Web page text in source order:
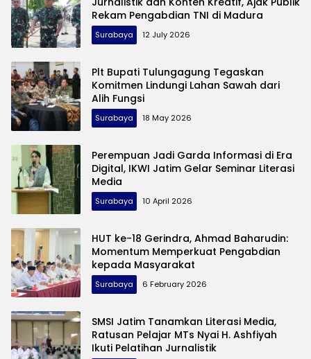
Rekam Pengabdian TNI di Madura
Surabaya 12 July 2026
Plt Bupati Tulungagung Tegaskan
Komitmen Lindungi Lahan Sawah dari
Alih Fungsi
Surabaya 18 May 2026
Perempuan Jadi Garda Informasi di Era
Digital, IKWI Jatim Gelar Seminar Literasi
Media
Surabaya 10 April 2026
HUT ke-18 Gerindra, Ahmad Baharudin:
Momentum Memperkuat Pengabdian
kepada Masyarakat
Surabaya 6 February 2026
SMSI Jatim Tanamkan Literasi Media,
Ratusan Pelajar MTs Nyai H. Ashfiyah
Ikuti Pelatihan Jurnalistik